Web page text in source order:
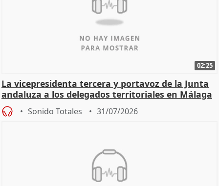
02:25
La vicepresidenta tercera y portavoz de la Junta
andaluza a los delegados territoriales en Málaga
Sonido Totales 31/07/2026